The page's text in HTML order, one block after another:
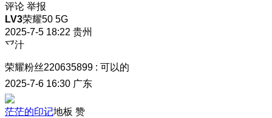
评论 举报
LV3荣耀50 5G
2025-7-5 18:22 贵州
乊汁
荣耀粉丝220635899 : 可以的
2025-7-6 16:30 广东
茫茫的印记地板 赞